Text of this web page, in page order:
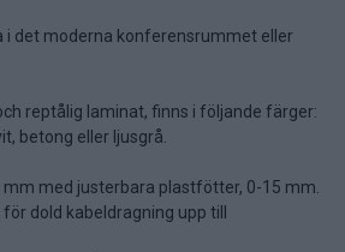
i det moderna konferensrummet eller
reptålig laminat, finns i följande färger:
betong eller ljusgrå.
med justerbara plastfötter, 0-15 mm.
dold kabeldragning upp till